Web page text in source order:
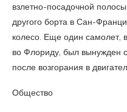
взлетно-посадочной
другого борта в Сан-
колесо. Еще один самолет,
во Флориду, был вынужден
после возгорания в
Общество